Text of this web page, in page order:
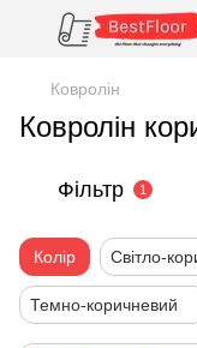
Ковролін
Ковролін
Фільтр 1
Колір Світло-
Темно-коричневий